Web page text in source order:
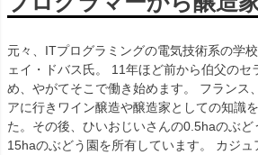
元々、ITプログラミングの電気技術系の学
ェイ・ドバス氏。 11年ほど前から伯父のセ
め、やがてそこで働き始めます。 フランス
アに行きワイン醸造や醸造家としての知識
た。その後、ひいおじいさんの0.5haのぶ
15haのぶどう園を所有しています。 カジ